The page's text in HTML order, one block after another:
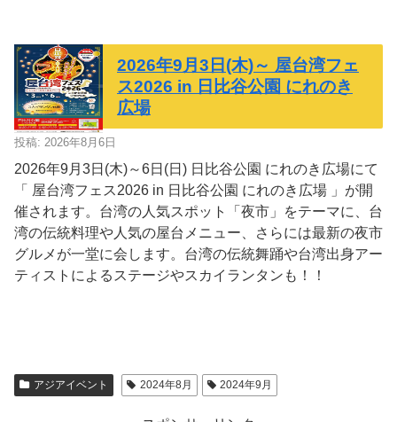
2026年9月3日(木)～ 屋台湾フェ
ス2026 in 日比谷公園 にれのき
広場
投稿: 2026年8月6日
2026年9月3日(木)～6日(日) 日比谷公園 にれのき広場にて
「 屋台湾フェス2026 in 日比谷公園 にれのき広場 」が開
催されます。台湾の人気スポット「夜市」をテーマに、台
湾の伝統料理や人気の屋台メニュー、さらには最新の夜市
グルメが一堂に会します。台湾の伝統舞踊や台湾出身アー
ティストによるステージやスカイランタンも！！
アジアイベント 2024年8月 2024年9月